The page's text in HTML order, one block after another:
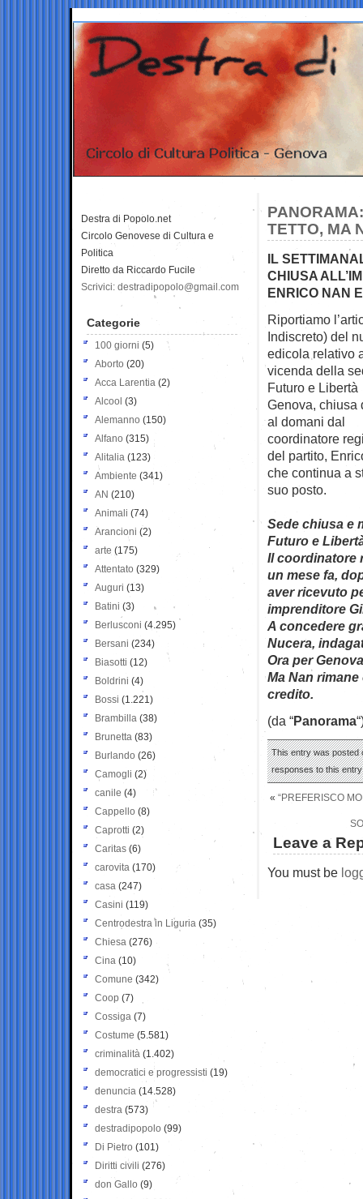
TETTO, MA
IL
CHIUSA
ENRICO NAN
Riportiamo
Indiscreto) del
edicola relativo
vicenda della
Futuro e
Genova, chiusa
al domani dal
coordinatore
del partito,
che continua a
suo posto.
Sede chiusa e
Futuro e
Il coordinatore
un mese fa,
aver ricevuto
imprenditore
A concedere
Nucera,
Ora per
Ma Nan
credito.
(da “Panorama
This entry was posted
responses to this
« “PREFERISCO
Leave a
You must be
Destra di Popolo.net
Circolo Genovese di Cultura e
Politica
Diretto da Riccardo Fucile
Scrivici: destradipopolo@gmail.com
Categorie
100 giorni (5)
Aborto (20)
Acca Larentia (2)
Alcool (3)
Alemanno (150)
Alfano (315)
Alitalia (123)
Ambiente (341)
AN (210)
Animali (74)
Arancioni (2)
arte (175)
Attentato (329)
Auguri (13)
Batini (3)
Berlusconi (4.295)
Bersani (234)
Biasotti (12)
Boldrini (4)
Bossi (1.221)
Brambilla (38)
Brunetta (83)
Burlando (26)
Camogli (2)
canile (4)
Cappello (8)
Caprotti (2)
Caritas (6)
carovita (170)
casa (247)
Casini (119)
Centrodestra in Liguria (35)
Chiesa (276)
Cina (10)
Comune (342)
Coop (7)
Cossiga (7)
Costume (5.581)
criminalità (1.402)
democratici e progressisti (19)
denuncia (14.528)
destra (573)
destradipopolo (99)
Di Pietro (101)
Diritti civili (276)
don Gallo (9)